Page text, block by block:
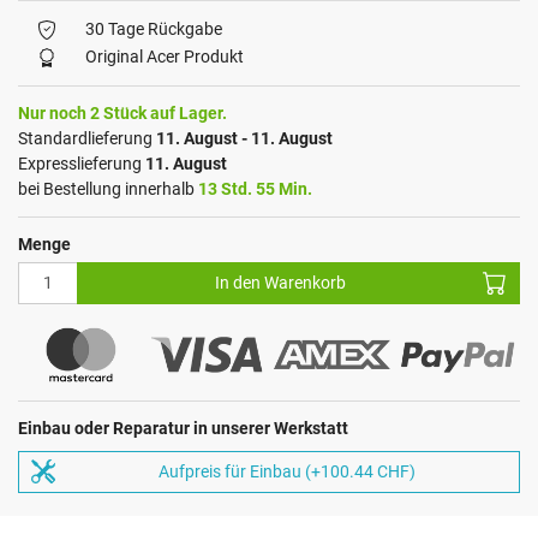
30 Tage Rückgabe
Original Acer Produkt
Nur noch 2 Stück auf Lager.
Standardlieferung 11. August - 11. August
Expresslieferung 11. August
bei Bestellung innerhalb 13 Std. 55 Min.
Menge
In den Warenkorb
Einbau oder Reparatur in unserer Werkstatt
Aufpreis für Einbau (+100.44 CHF)